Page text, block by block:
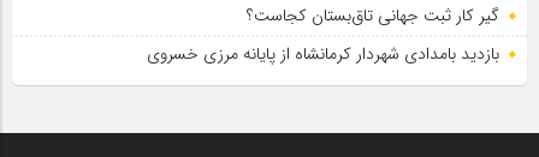
گیر کار ثبت جهانی تاق‌بستان کجاست؟
بازدید بامدادی شهردار کرمانشاه از پایانه مرزی خسروی